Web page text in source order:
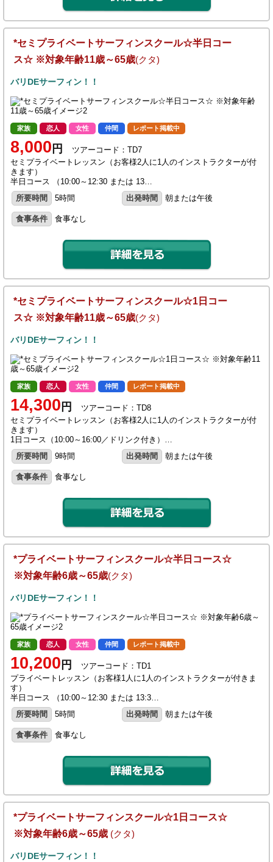
*セミプライベートサーフィンスクール☆半日コー
ス☆ ※対象年齢11歳～65歳(クタ)
バリDEサーフィン！！
家族 恋人 女性 仲間 レポート掲載中
8,000 円
ツアーコード：TD7
セミプライベートレッスン（お客様2人に1人のインストラクターが付
きます）
半日コース （10:00～12:30 または 13…
所要時間
5時間 出発時間 朝または午後
食事条件 食事なし
*セミプライベートサーフィンスクール☆1日コー
ス☆ ※対象年齢11歳～65歳(クタ)
バリDEサーフィン！！
家族 恋人 女性 仲間 レポート掲載中
14,300 円
ツアーコード：TD8
セミプライベートレッスン（お客様2人に1人のインストラクターが付
きます）
1日コース（10:00～16:00／ドリンク付き）…
所要時間
9時間 出発時間 朝または午後
食事条件 食事なし
*プライベートサーフィンスクール☆半日コース☆
※対象年齢6歳～65歳(クタ)
バリDEサーフィン！！
家族 恋人 女性 仲間 レポート掲載中
10,200 円
ツアーコード：TD1
プライベートレッスン（お客様1人に1人のインストラクターが付きま
す）
半日コース （10:00～12:30 または 13:3…
所要時間
5時間 出発時間 朝または午後
食事条件 食事なし
*プライベートサーフィンスクール☆1日コース☆
※対象年齢6歳～65歳 (クタ)
バリDEサーフィン！！